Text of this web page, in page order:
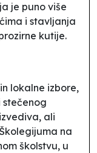
je puno više
i stavljanja
kutije.
lokalne izbore,
ali
na
školstvu, u